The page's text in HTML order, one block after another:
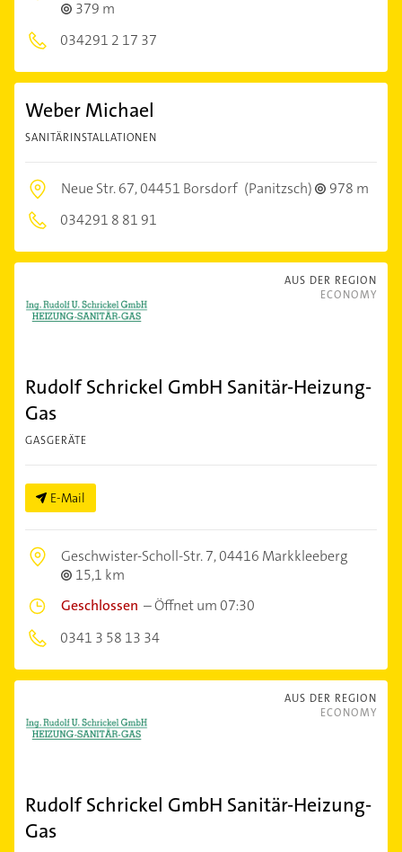
379 m
034291 2 17 37
Weber Michael
SANITÄRINSTALLATIONEN
Neue Str. 67,04451 Borsdorf (Panitzsch)
978 m
034291 8 81 91
AUS DER REGION
ECONOMY
Rudolf Schrickel GmbH Sanitär-Heizung-
Gas
GASGERÄTE
E-Mail
Geschwister-Scholl-Str. 7,04416 Markkleeberg
15,1 km
Geschlossen –Öffnet um 07:30
0341 3 58 13 34
AUS DER REGION
ECONOMY
Rudolf Schrickel GmbH Sanitär-Heizung-
Gas